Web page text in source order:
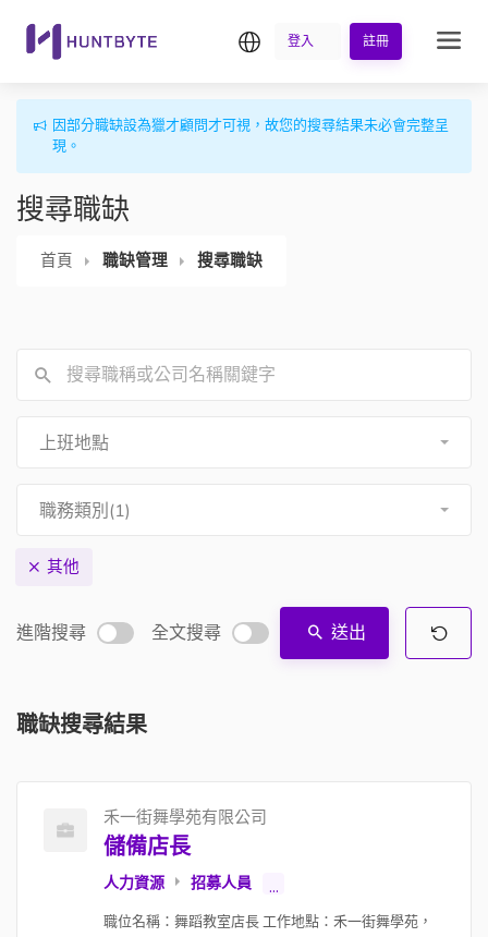
繁中登入 註冊
因部分職缺設為獵才顧問才可視，故您的搜尋結果未必會完整呈
現。
搜尋職缺
首頁 職缺管理 搜尋職缺
上班地點
職務類別(1)
其他
進階搜尋 全文搜尋 送出
職缺搜尋結果
禾一街舞學苑有限公司
儲備店長
人力資源 招募人員 ...
職位名稱：舞蹈教室店長 工作地點：禾一街舞學苑，